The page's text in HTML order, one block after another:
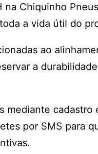
na Chiquinho
a vida útil do
ao
a
mediante cadastro
por SMS para